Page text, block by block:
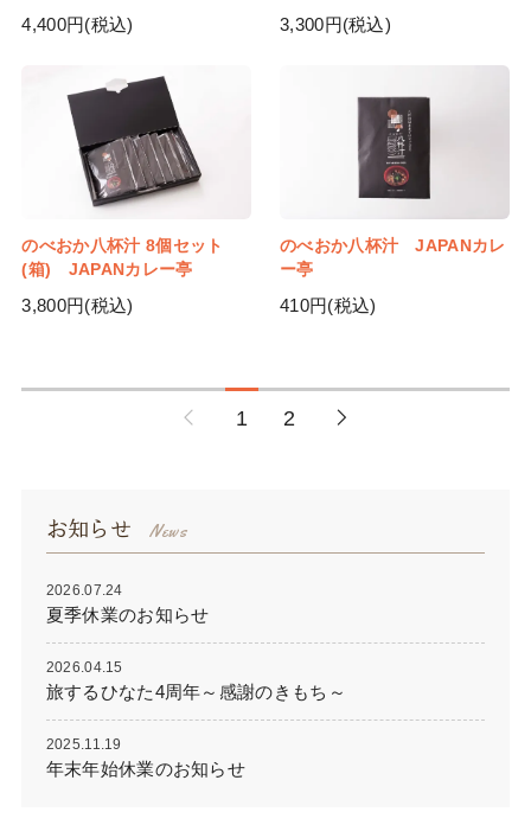
お知らせ
2026.07.24
夏季休業のお知らせ
2026.04.15
旅するひなた4周年～感謝のきもち～
2025.11.19
年末年始休業のお知らせ
4,400円(税込) 3,300円(税込)
のべおか八杯汁 8個セット
(箱) JAPANカレー亭
3,800円(税込)
のべおか八杯汁 JAPANカレ
ー亭
410円(税込)
1 2